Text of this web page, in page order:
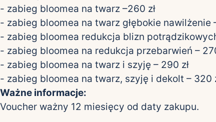
- zabieg bloomea na twarz –260 zł
- zabieg bloomea na twarz głębokie nawilżenie
- zabieg bloomea redukcja blizn
- zabieg bloomea na redukcja przebarwień –
- zabieg bloomea na twarz i szyję – 290 zł
- zabieg bloomea na twarz, szyję i dekolt – 320
Ważne informacje:
Voucher ważny 12 miesięcy od daty zakupu.